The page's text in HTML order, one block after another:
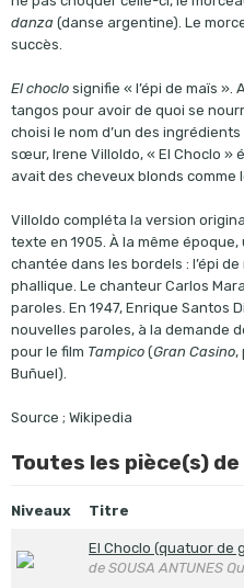
danza(danse argentine). Le
succès.
El choclosignifie « l’épi de maïs ».
tangos pour avoir de quoi se
choisi le nom d’un des
sœur, Irene Villoldo, « El Choclo »
avait des cheveux blonds comme
Villoldo compléta la version
texte en 1905. À la même
chantée dans les bordels : l’épi
phallique. Le chanteur Carlos
paroles. En 1947, Enrique Santos
nouvelles paroles, à la demande
pour le film Tampico(Gran Casino,
Buñuel).
Source ; Wikipedia
Toutes les pièce(s)
Niveaux Titre
El Choclo (quatuor de
de SOUSA ANTUNES